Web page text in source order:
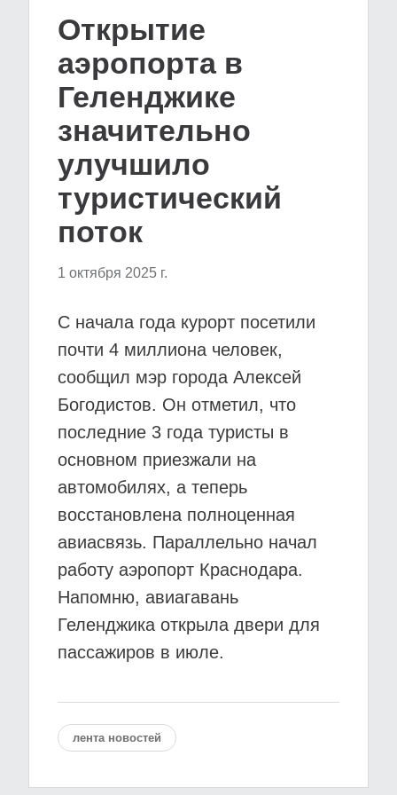
Открытие
аэропорта в
Геленджике
значительно
улучшило
туристический
поток
1 октября 2025 г.
С начала года курорт посетили
почти 4 миллиона человек,
сообщил мэр города Алексей
Богодистов. Он отметил, что
последние 3 года туристы в
основном приезжали на
автомобилях, а теперь
восстановлена полноценная
авиасвязь. Параллельно начал
работу аэропорт Краснодара.
Напомню, авиагавань
Геленджика открыла двери для
пассажиров в июле.
лента новостей